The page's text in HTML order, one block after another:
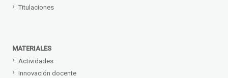
Titulaciones
MATERIALES
Actividades
Innovación docente